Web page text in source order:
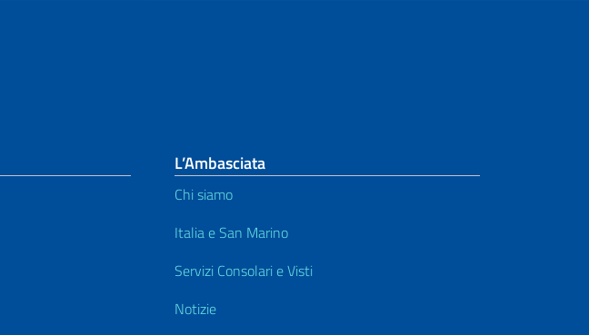
L’Ambasciata
Chi siamo
Italia e San Marino
Servizi Consolari e Visti
Notizie